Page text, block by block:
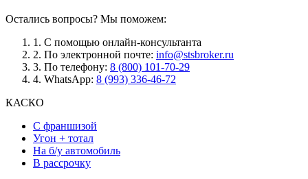
Остались вопросы? Мы поможем:
1. С помощью онлайн-консультанта
2. По электронной почте: info@stsbroker.ru
3. По телефону: 8 (800) 101-70-29
4. WhatsApp: 8 (993) 336-46-72
КАСКО
С франшизой
Угон + тотал
На б/у автомобиль
В рассрочку